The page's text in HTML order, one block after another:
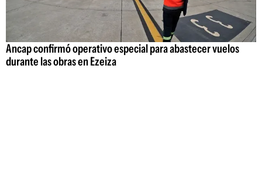
Ancap confirmó operativo especial para abastecer vuelos
durante las obras en Ezeiza